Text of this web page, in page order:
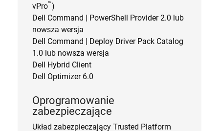
vPro™)
Dell Command | PowerShell Provider 2.0 lub
nowsza wersja
Dell Command | Deploy Driver Pack Catalog
1.0 lub nowsza wersja
Dell Hybrid Client
Dell Optimizer 6.0
Oprogramowanie
zabezpieczające
Układ zabezpieczający Trusted Platform